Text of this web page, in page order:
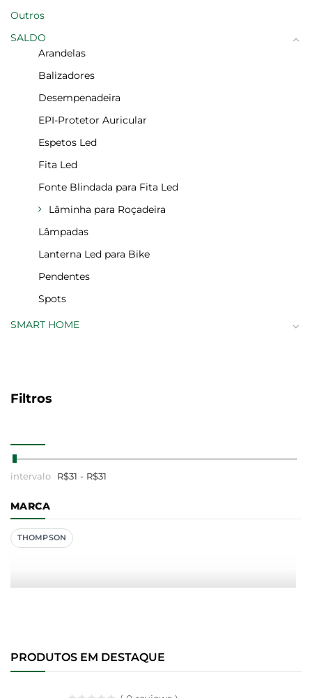
Outros
SALDO
Arandelas
Balizadores
Desempenadeira
EPI-Protetor Auricular
Espetos Led
Fita Led
Fonte Blindada para Fita Led
Lâminha para Roçadeira
Lâmpadas
Lanterna Led para Bike
Pendentes
Spots
SMART HOME
Filtros
R$31 - R$31
MARCA
THOMPSON
PRODUTOS EM DESTAQUE